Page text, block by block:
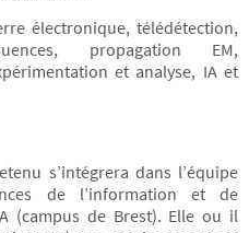
électronique, télédétection,
propagation EM,
et analyse, IA et
s’intégrera dans l’équipe
de l’information et de
(campus de Brest). Elle ou il